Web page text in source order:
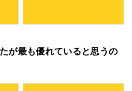
が最も優れていると思うの